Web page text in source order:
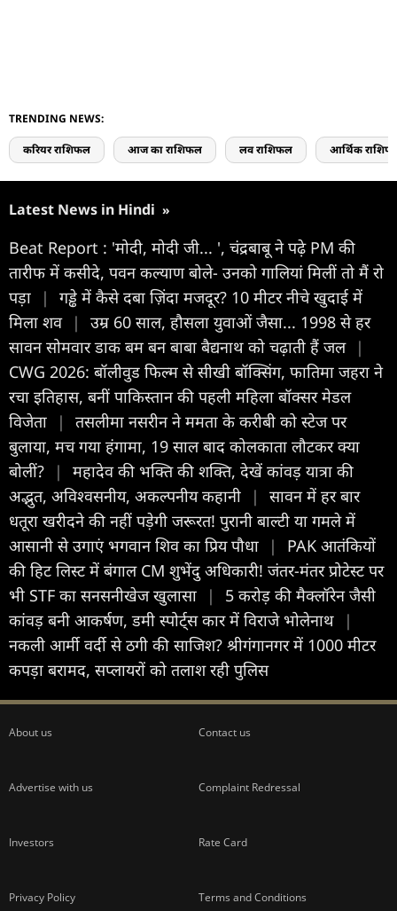
TRENDING NEWS:
करियर राशिफल आज का राशिफल लव राशिफल आर्थिक
Latest News in Hindi »
Beat Report : 'मोदी, मोदी जी... ', चंद्रबाबू ने पढ़े PM की
तारीफ में कसीदे, पवन कल्याण बोले- उनको गालियां मिलीं तो मैं रो
पड़ा
|
गड्ढे में कैसे दबा ज़िंदा मजदूर? 10 मीटर नीचे खुदाई में
मिला शव |
उम्र 60 साल, हौसला युवाओं जैसा... 1998 से हर
सावन सोमवार डाक बम बन बाबा बैद्यनाथ को चढ़ाती हैं जल |
CWG 2026: बॉलीवुड फिल्म से सीखी बॉक्सिंग, फातिमा जहरा ने
रचा इतिहास, बनीं पाकिस्तान की पहली महिला बॉक्सर मेडल
विजेता
|
तसलीमा नसरीन ने ममता के करीबी को स्टेज पर
बुलाया, मच गया हंगामा, 19 साल बाद कोलकाता लौटकर क्या
बोलीं?
|
महादेव की भक्ति की शक्ति, देखें कांवड़ यात्रा की
अद्भुत, अविश्वसनीय, अकल्पनीय कहानी
|
सावन में हर बार
धतूरा खरीदने की नहीं पड़ेगी जरूरत! पुरानी बाल्टी या गमले में
आसानी से उगाएं भगवान शिव का प्रिय पौधा
|
PAK आतंकियों
की हिट लिस्ट में बंगाल CM शुभेंदु अधिकारी! जंतर-मंतर प्रोटेस्ट पर
भी STF का सनसनीखेज खुलासा
|
5 करोड़ की मैक्लॉरेन जैसी
कांवड़ बनी आकर्षण, डमी स्पोर्ट्स कार में विराजे भोलेनाथ
|
नकली आर्मी वर्दी से ठगी की साजिश? श्रीगंगानगर में 1000 मीटर
कपड़ा बरामद, सप्लायरों को तलाश रही पुलिस
About us Contact us
Advertise with us Complaint Redressal
Investors Rate Card
Privacy Policy Terms and Conditions